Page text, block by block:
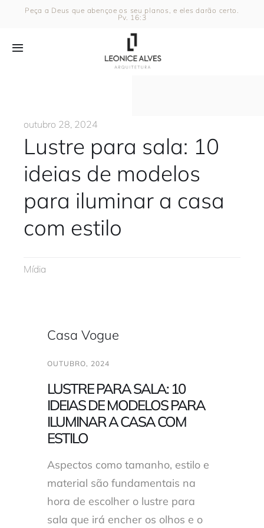
Peça a Deus que abençoe os seu planos, e eles darão certo.
Pv. 16:3
Toggle
Projetos
Artigos
Solicitar orçamento
outubro 28, 2024
Lustre para sala: 10
ideias de modelos
para iluminar a casa
com estilo
Mídia
Casa Vogue
OUTUBRO, 2024
LUSTRE PARA SALA: 10
IDEIAS DE MODELOS PARA
ILUMINAR A CASA COM
ESTILO
Aspectos como tamanho, estilo e
material são fundamentais na
hora de escolher o lustre para
sala que irá encher os olhos e o